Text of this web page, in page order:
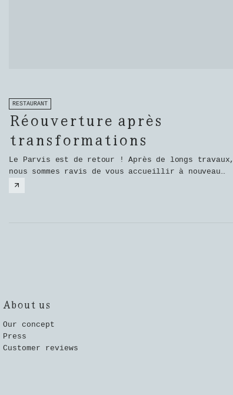
RESTAURANT
Réouverture après
transformations
Le Parvis est de retour ! Après de longs travaux,
nous sommes ravis de vous accueillir à nouveau
dans un lieu rénové, chaleureux et convivial.
About us
Our concept
Press
Customer reviews